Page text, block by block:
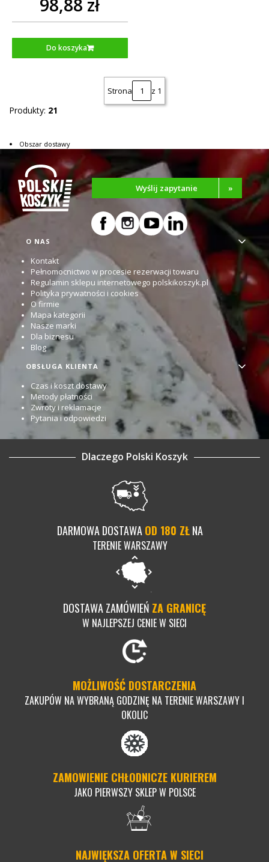
Do koszyka
Strona z 1
Produkty: 21
Obszar dostawy
Linki w stopce
O NAS
Kontakt
Pełnomocnictwo w procesie rezerwacji towaru
Regulamin sklepu internetowego polskikoszyk.pl
Polityka prywatności i cookies
O firmie
Mapa kategorii
Nasze marki
Dla biznesu
Blog
OBSŁUGA KLIENTA
Czas i koszt dostawy
Metody płatności
Zwroty i reklamacje
Pytania i odpowiedzi
Wyślij zapytanie »
Dlaczego Polski Koszyk
DARMOWA DOSTAWAOD 180 ZŁNA
TERENIE WARSZAWY
DOSTAWA ZAMÓWIEŃ ZA GRANICĘ
W NAJLEPSZEJ CENIE W SIECI
MOŻLIWOŚĆ DOSTARCZENIA
ZAKUPÓW NA WYBRANĄ GODZINĘ NA TERENIE WARSZAWY I
OKOLIC
ZAMOWIENIE CHŁODNICZE KURIEREM
JAKO PIERWSZY SKLEP W POLSCE
NAJWIĘKSZA OFERTA W SIECI